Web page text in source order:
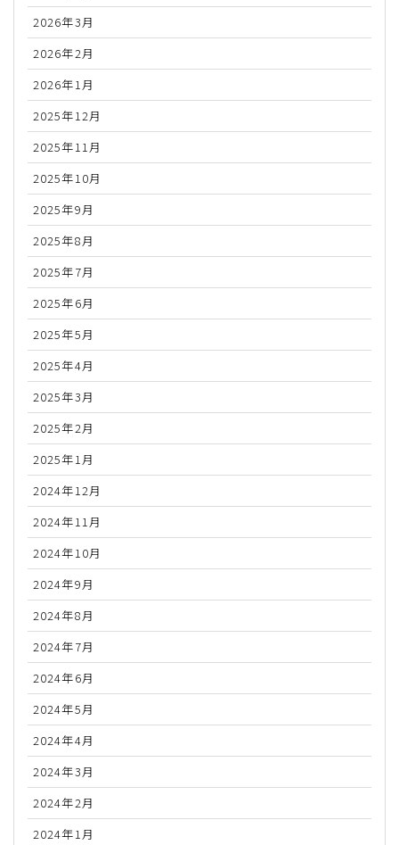
2026年3月
2026年2月
2026年1月
2025年12月
2025年11月
2025年10月
2025年9月
2025年8月
2025年7月
2025年6月
2025年5月
2025年4月
2025年3月
2025年2月
2025年1月
2024年12月
2024年11月
2024年10月
2024年9月
2024年8月
2024年7月
2024年6月
2024年5月
2024年4月
2024年3月
2024年2月
2024年1月